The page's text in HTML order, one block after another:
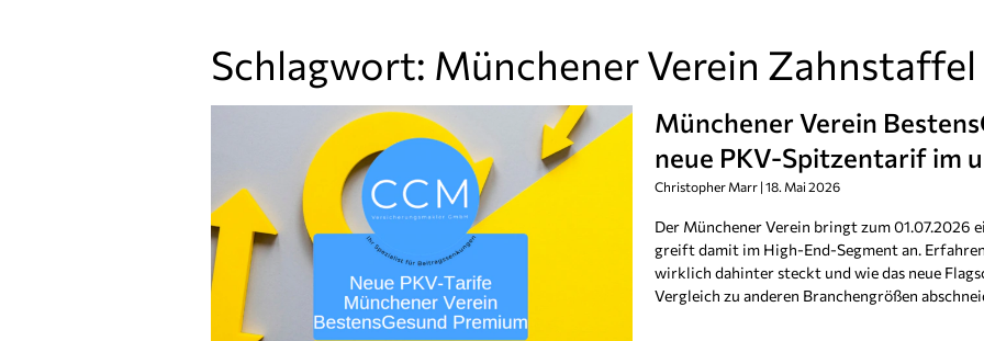
Schlagwort: Münchener Verein Zahnstaffel
Münchener Verein
neue PKV-Spitzentarif im
Christopher Marr 18. Mai 2026
Der Münchener Verein bringt zum 01.07.2026
greift damit im High-End-Segment an.
wirklich dahinter steckt und wie das neue
Vergleich zu anderen Branchengrößen